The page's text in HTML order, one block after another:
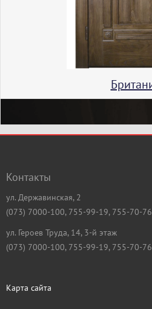
Контакты
ул. Державинская, 2
(073) 7000-100, 755-99-19, 755-70-76
ул. Героев Труда, 14, 3-й этаж
(073) 7000-100, 755-99-19, 755-70-76
Карта сайта